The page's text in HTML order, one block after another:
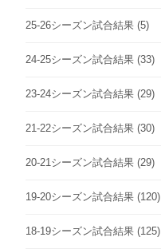
25-26シーズン試合結果 (5)
24-25シーズン試合結果 (33)
23-24シーズン試合結果 (29)
21-22シーズン試合結果 (30)
20-21シーズン試合結果 (29)
19-20シーズン試合結果 (120)
18-19シーズン試合結果 (125)